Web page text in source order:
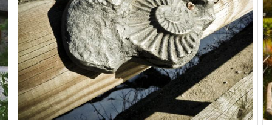
Un altro motivo per visitare Bagolino è sicuramente
ilsito geologico Romaterra e il suo chiodo d’oro
Nella moderna scala geologica internazionale ogni
limite tra le suddivisioni dei diversi periodi deve
essere definito con unsingolo punto di
riferimento mondiale.Tale punto viene
denominate GSSP (Global Stratigraphic Section and